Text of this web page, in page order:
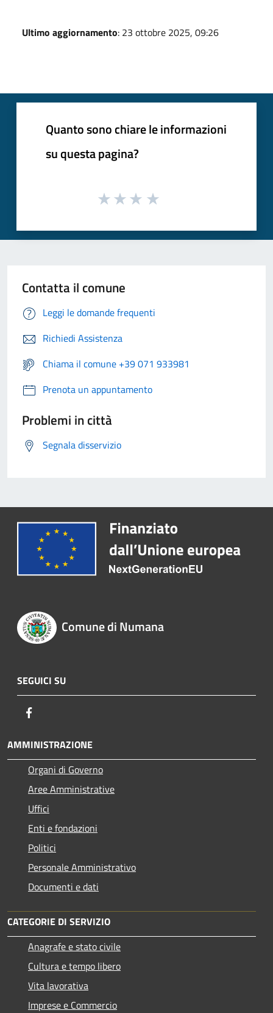
Ultimo aggiornamento: 23 ottobre 2025, 09:26
Quanto sono chiare le informazioni
su questa pagina?
Contatta il comune
Leggi le domande frequenti
Richiedi Assistenza
Chiama il comune +39 071 933981
Prenota un appuntamento
Problemi in città
Segnala disservizio
Comune di Numana
SEGUICI SU
AMMINISTRAZIONE
Organi di Governo
Aree Amministrative
Uffici
Enti e fondazioni
Politici
Personale Amministrativo
Documenti e dati
CATEGORIE DI SERVIZIO
Anagrafe e stato civile
Cultura e tempo libero
Vita lavorativa
Imprese e Commercio